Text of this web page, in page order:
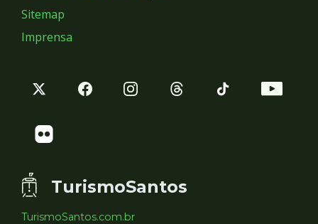
Sitemap
Imprensa
TurismoSantos
TurismoSantos.com.br